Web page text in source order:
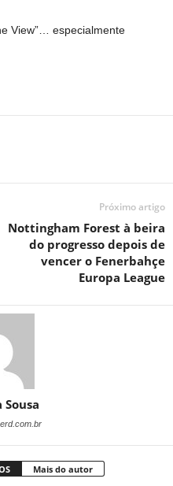
View”… especialmente
Próximo artigo
Nottingham Forest à beira
do progresso depois de
vencer o Fenerbahçe
Europa League
Sousa
Mais do autor